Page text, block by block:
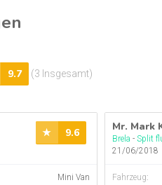
9.7 (3 Insgesamt)
Mini Van
9.6 Mr. Mark
Brela - Split
21/06/2018
Fahrzeug: